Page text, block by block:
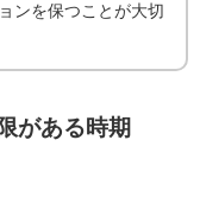
ンを保つことが大切
がある時期